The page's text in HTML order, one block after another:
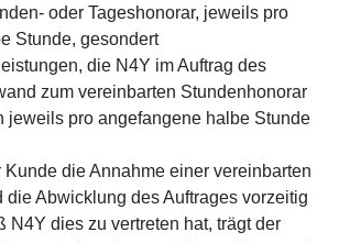
oder Tageshonorar, jeweils pro
Stunde, gesondert
die N4Y im Auftrag des
zum vereinbarten Stundenhonorar
jeweils pro angefangene halbe Stunde
Kunde die Annahme einer vereinbarten
die Abwicklung des Auftrages vorzeitig
N4Y dies zu vertreten hat, trägt der